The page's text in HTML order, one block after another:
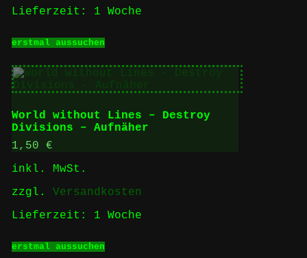
Lieferzeit: 1 Woche
erstmal aussuchenProdukt
mehrere
Varianten
auf.
Die
Optionen
können
werden
World without Lines – Destroy
Divisions – Aufnäher
1,50 €
inkl. MwSt.
zzgl. Versandkosten
Lieferzeit: 1 Woche
erstmal aussuchenProdukt